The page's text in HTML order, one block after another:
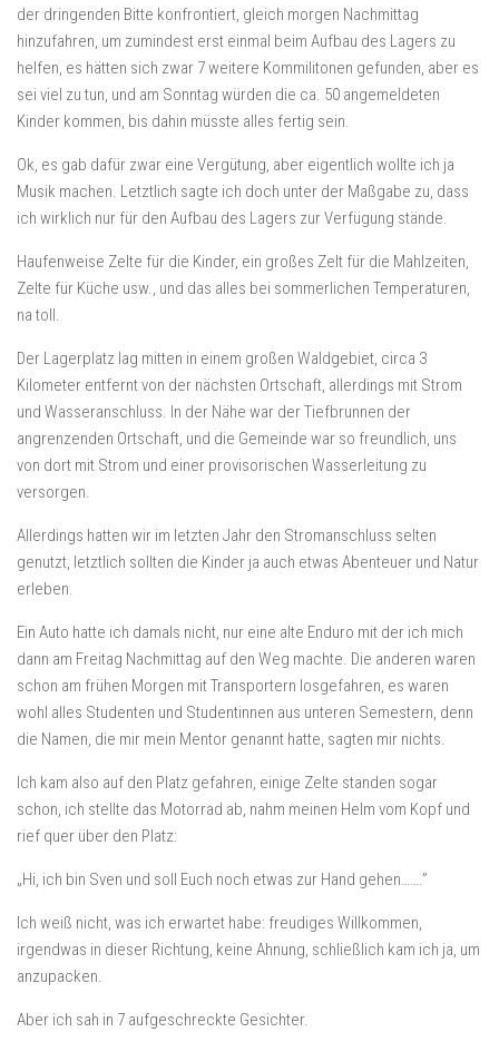
der dringenden Bitte konfrontiert, gleich morgen Nachmittag
hinzufahren, um zumindest erst einmal beim Aufbau des Lagers zu
helfen, es hätten sich zwar 7 weitere Kommilitonen gefunden, aber es
sei viel zu tun, und am Sonntag würden die ca. 50 angemeldeten
Kinder kommen, bis dahin müsste alles fertig sein.
Ok, es gab dafür zwar eine Vergütung, aber eigentlich wollte ich ja
Musik machen. Letztlich sagte ich doch unter der Maßgabe zu, dass
ich wirklich nur für den Aufbau des Lagers zur Verfügung stände.
Haufenweise Zelte für die Kinder, ein großes Zelt für die Mahlzeiten,
Zelte für Küche usw., und das alles bei sommerlichen Temperaturen,
na toll.
Der Lagerplatz lag mitten in einem großen Waldgebiet, circa 3
Kilometer entfernt von der nächsten Ortschaft, allerdings mit Strom
und Wasseranschluss. In der Nähe war der Tiefbrunnen der
angrenzenden Ortschaft, und die Gemeinde war so freundlich, uns
von dort mit Strom und einer provisorischen Wasserleitung zu
versorgen.
Allerdings hatten wir im letzten Jahr den Stromanschluss selten
genutzt, letztlich sollten die Kinder ja auch etwas Abenteuer und Natur
erleben.
Ein Auto hatte ich damals nicht, nur eine alte Enduro mit der ich mich
dann am Freitag Nachmittag auf den Weg machte. Die anderen waren
schon am frühen Morgen mit Transportern losgefahren, es waren
wohl alles Studenten und Studentinnen aus unteren Semestern, denn
die Namen, die mir mein Mentor genannt hatte, sagten mir nichts.
Ich kam also auf den Platz gefahren, einige Zelte standen sogar
schon, ich stellte das Motorrad ab, nahm meinen Helm vom Kopf und
rief quer über den Platz:
„Hi, ich bin Sven und soll Euch noch etwas zur Hand gehen…….”
Ich weiß nicht, was ich erwartet habe: freudiges Willkommen,
irgendwas in dieser Richtung, keine Ahnung, schließlich kam ich ja, um
anzupacken.
Aber ich sah in 7 aufgeschreckte Gesichter.